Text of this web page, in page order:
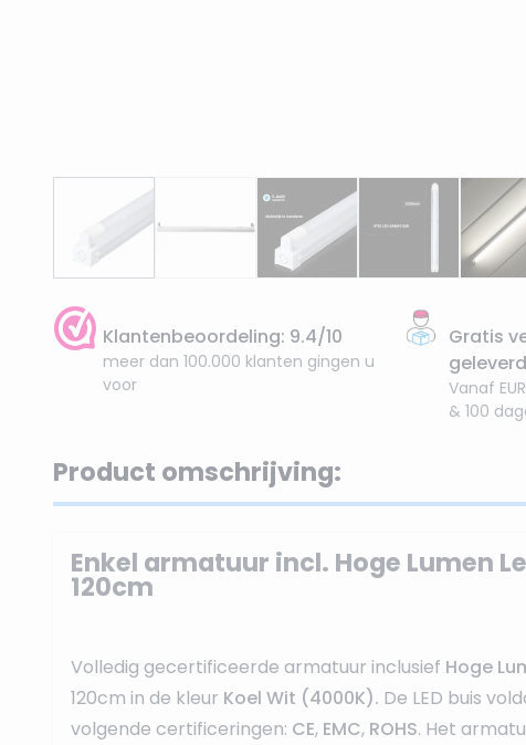
Klantenbeoordeling: 9.4/10
meer dan 100.000 klanten gingen u
voor
Gratis
geleverd
Vanaf
& 100
Product omschrijving:
Enkel armatuur incl. Hoge Lumen
120cm
Volledig gecertificeerde armatuur inclusief Hoge
120cm in de kleur Koel Wit (4000K). De LED buis
volgende certificeringen: CE, EMC, ROHS. Het